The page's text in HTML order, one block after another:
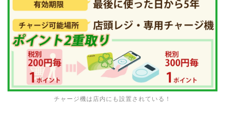
チャージ機は店内にも設置されている！